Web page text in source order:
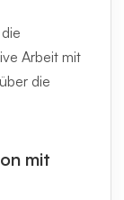
Arbeit mit
die
mit